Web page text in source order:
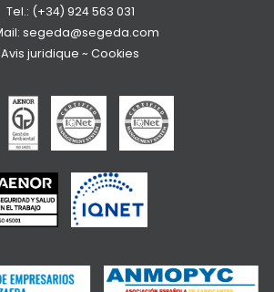
Tel.: (+34) 924 563 031
segeda@segeda.com
Avis juridique ~ Cookies